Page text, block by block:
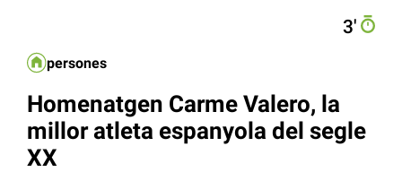
3′
persones
Homenatgen Carme Valero, la
millor atleta espanyola del segle
XX